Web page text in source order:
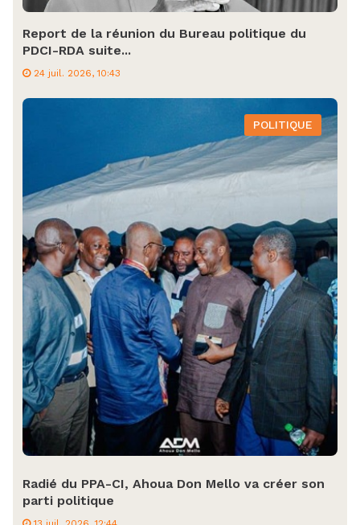
Report de la réunion du Bureau politique du
PDCI-RDA suite...
24 juil. 2026, 10:43
POLITIQUE
Radié du PPA-CI, Ahoua Don Mello va créer son
parti politique